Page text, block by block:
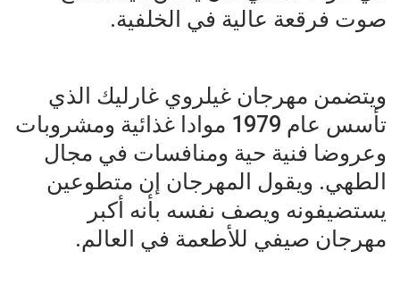
صوت فرقعة عالية في الخلفية.
ويتضمن مهرجان غيلروي غارليك الذي
تأسس عام 1979 موادا غذائية ومشروبات
وعروضا فنية حية ومنافسات في مجال
الطهي. ويقول المهرجان إن متطوعين
يستضيفونه ويصف نفسه بأنه أكبر
مهرجان صيفي للأطعمة في العالم.